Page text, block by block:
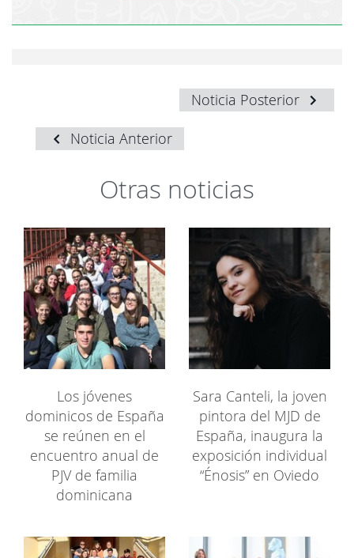
Noticia Posterior
Noticia Anterior
Otras noticias
Los jóvenes
dominicos de España
se reúnen en el
encuentro anual de
PJV de familia
dominicana
Sara Canteli, la joven
pintora del MJD de
España, inaugura la
exposición individual
“Énosis” en Oviedo